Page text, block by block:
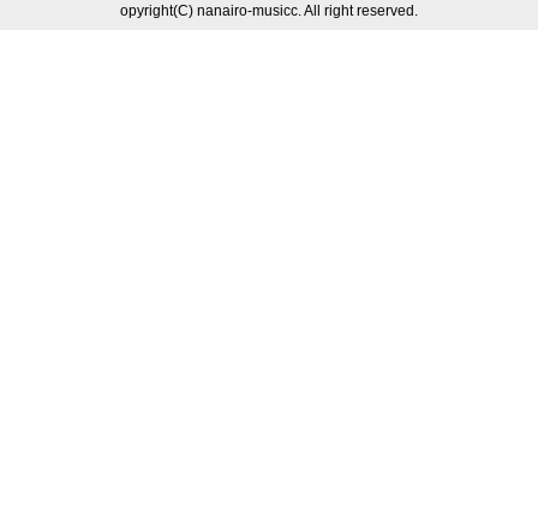
opyright(C) nanairo-musicc. All right reserved.